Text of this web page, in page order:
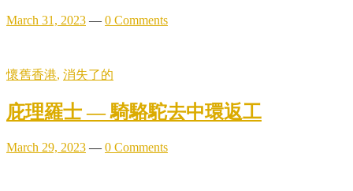
March 31, 2023 — 0 Comments
懷舊香港, 消失了的
庇理羅士 — 騎駱駝去中環返工
March 29, 2023 — 0 Comments